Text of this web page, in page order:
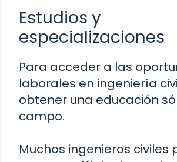
Estudios y
especializaciones
Para acceder a las
laborales en ingeniería
obtener una educación
campo.
Muchos ingenieros civiles